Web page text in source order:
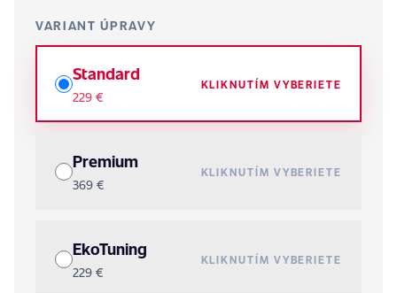
VARIANT ÚPRAVY
Standard
229 €
KLIKNUTÍM VYBERIETE
Premium
369 €
KLIKNUTÍM VYBERIETE
EkoTuning
229 €
KLIKNUTÍM VYBERIETE